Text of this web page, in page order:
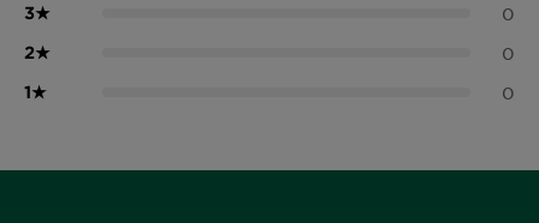
3★ 0
2★ 0
1★ 0